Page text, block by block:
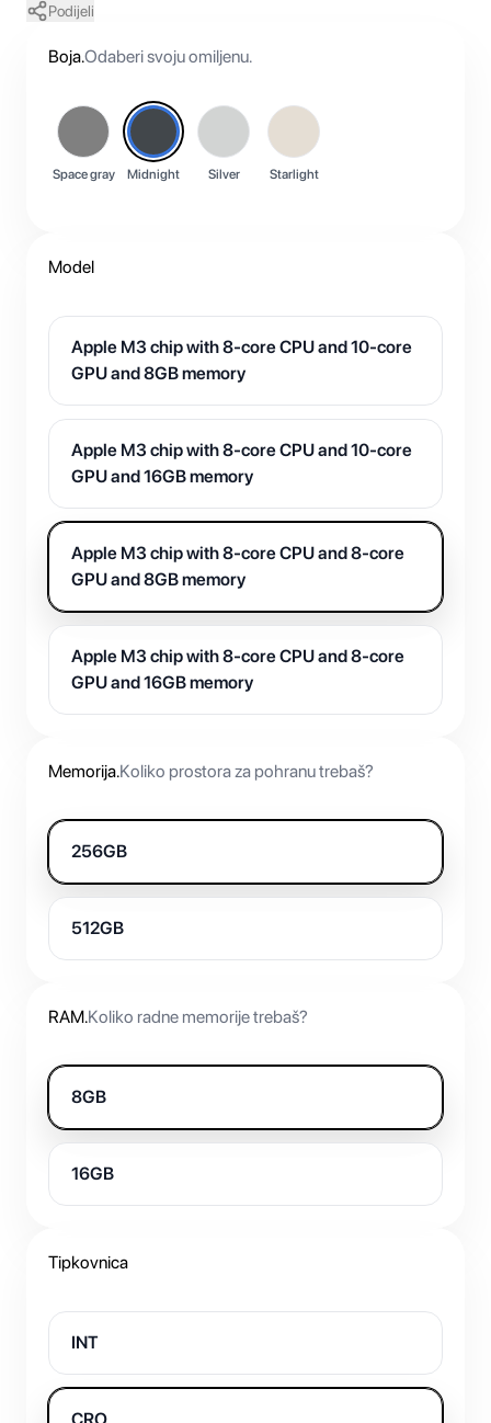
Podijeli
Boja.Odaberi svoju omiljenu.
Space gray Midnight Silver Starlight
Model
Apple M3 chip with 8-core CPU and 10-core
GPU and 8GB memory
Apple M3 chip with 8-core CPU and 10-core
GPU and 16GB memory
Apple M3 chip with 8-core CPU and 8-core
GPU and 8GB memory
Apple M3 chip with 8-core CPU and 8-core
GPU and 16GB memory
Memorija.Koliko prostora za pohranu trebaš?
256GB
512GB
RAM.Koliko radne memorije trebaš?
8GB
16GB
Tipkovnica
INT